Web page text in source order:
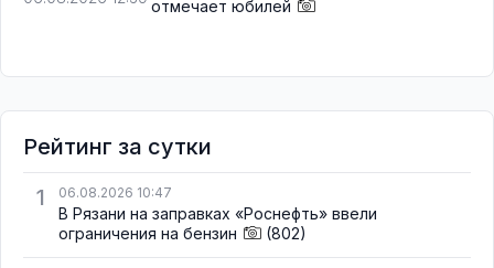
отмечает юбилей
Рейтинг за сутки
1
06.08.2026 10:47
В Рязани на заправках «Роснефть» ввели
ограничения на бензин
(802)